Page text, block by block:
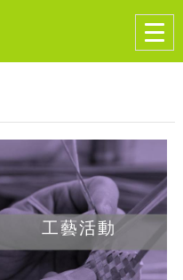
工藝活動